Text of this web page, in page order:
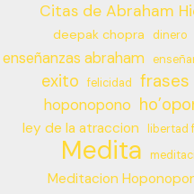
Citas de Abraham
deepak chopra dinero
enseñanzas abraham
exito felicidad frases
hoponopono
ley de la atraccion libertad
Medita
Meditacion